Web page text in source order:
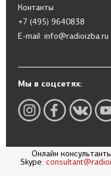
Контакты
+7 (495) 9640838
E-mail: info@radioizba.ru
Мы в соцсетях:
Онлайн
Skype: